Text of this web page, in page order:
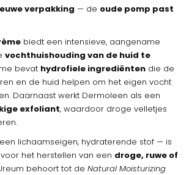
verpakking — de oude pomp past
biedt een intensieve, aangename
vochthuishouding van de huid te
bevat hydrofiele ingrediënten die de
en de huid helpen om het eigen vocht
Daarnaast werkt Dermoleen als een
exfoliant, waardoor droge velletjes
lichaamseigen, hydraterende stof — is
het herstellen van een droge, ruwe of
behoort tot de Natural Moisturizing